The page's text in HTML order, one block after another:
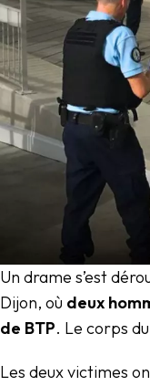
Un drame s’est
Dijon, où deux
de BTP. Le corps
Les deux victimes